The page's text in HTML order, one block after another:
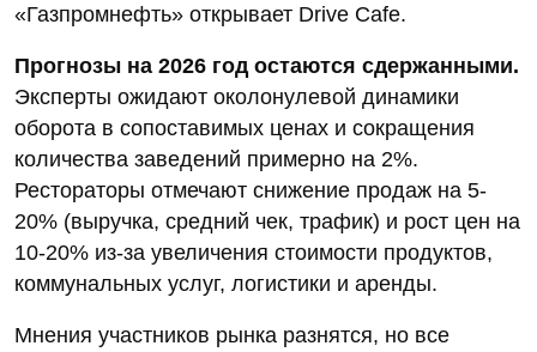
«Газпромнефть» открывает Drive Cafe.
Прогнозы на 2026 год остаются сдержанными.
Эксперты ожидают околонулевой динамики
оборота в сопоставимых ценах и сокращения
количества заведений примерно на 2%.
Рестораторы отмечают снижение продаж на 5-
20% (выручка, средний чек, трафик) и рост цен на
10-20% из‑за увеличения стоимости продуктов,
коммунальных услуг, логистики и аренды.
Мнения участников рынка разнятся, но все